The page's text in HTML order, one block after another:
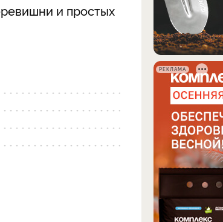
и простых
РЕКЛАМА